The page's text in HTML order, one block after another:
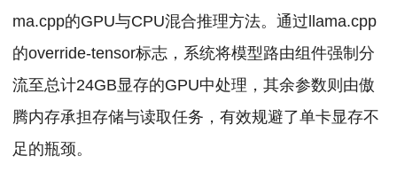
ma.cpp的GPU与CPU混合推理方法。通过llama.cpp
的override-tensor标志，系统将模型路由组件强制分
流至总计24GB显存的GPU中处理，其余参数则由傲
腾内存承担存储与读取任务，有效规避了单卡显存不
足的瓶颈。